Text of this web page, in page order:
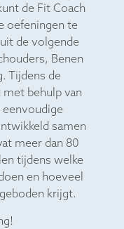
de Fit Coach
oefeningen te
de volgende
Benen
Tijdens de
behulp van
eenvoudige
samen
meer dan 80
tijdens welke
en hoeveel
krijgt.